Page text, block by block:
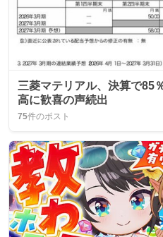
三菱マテリアル、決算で85
高に歓喜の声続出
75件のポスト